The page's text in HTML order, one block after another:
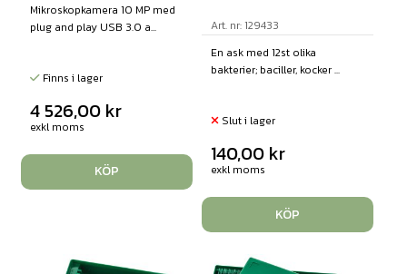
Mikroskopkamera 10 MP med
plug and play USB 3.0 a...
Finns i lager
4 526,00 kr
exkl moms
KÖP
Art. nr: 129433
En ask med 12st olika
bakterier; baciller, kocker ...
Slut i lager
140,00 kr
exkl moms
KÖP